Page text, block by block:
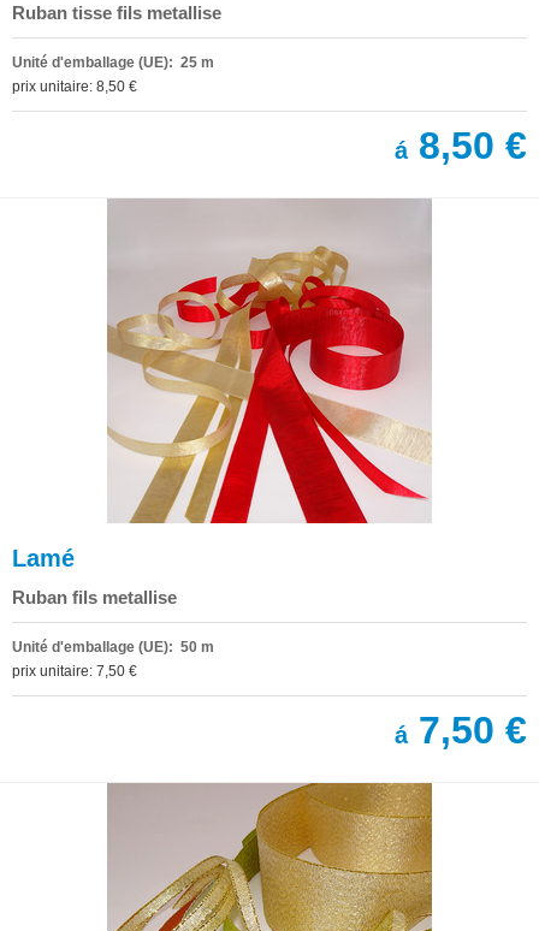
Ruban tisse fils metallise
Unité d'emballage (UE): 25 m
prix unitaire: 8,50 €
á8,50 €
Lamé
Ruban fils metallise
Unité d'emballage (UE): 50 m
prix unitaire: 7,50 €
á7,50 €